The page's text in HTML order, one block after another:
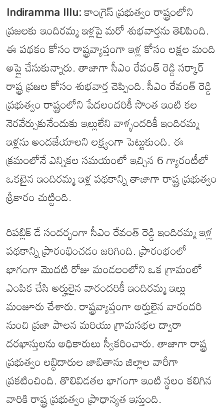
Indiramma Illu:కాంగ్రెస్ ప్రభుత్వం రాష్ట్రంలోని
ప్రజలకు ఇందిరమ్మ ఇళ్లపై మరో శుభవార్తను తెలిపింది.
ఈ పథకం కోసం రాష్ట్రవ్యాప్తంగా ఇళ్ల కోసం లక్షల మంది
అప్లై చేసుకున్నారు. తాజాగా సీఎం రేవంత్ రెడ్డి సర్కార్
రాష్ట్ర ప్రజల కోసం శుభవార్త చెప్పింది. సీఎం రేవంత్ రెడ్డి
ప్రభుత్వం రాష్ట్రంలోని పేదలందరికీ సొంత ఇంటి కల
నెరవేర్చుకునేందుకు ఇల్లులేని వాళ్ళందరికీ ఇందిరమ్మ
ఇళ్లను అందజేయాలని లక్ష్యంగా పెట్టుకుంది. ఈ
క్రమంలోనే ఎన్నికల సమయంలో ఇచ్చిన 6 గ్యారంటీలో
ఒకటైన ఇందిరమ్మ ఇళ్ల పథకాన్ని తాజాగా రాష్ట్ర ప్రభుత్వం
శ్రీకారం చుట్టింది.
రిపబ్లిక్ డే సందర్భంగా సీఎం రేవంత్ రెడ్డి ఇందిరమ్మ ఇళ్ల
పథకాన్ని ప్రారంభించడం జరిగింది. ప్రారంభంలో
భాగంగా మొదటి రోజు మండలంలోని ఒక గ్రామంలో
ఎంపిక చేసి అర్హులైన వారందరికీ ఇందిరమ్మ ఇల్లు
మంజూరు చేశారు. రాష్ట్రవ్యాప్తంగా అర్హులైన వారందరి
నుంచి ప్రజా పాలన మరియు గ్రామసభల ద్వారా
దరఖాస్తులను అధికారులు స్వీకరించారు. తాజాగా రాష్ట్ర
ప్రభుత్వం లబ్ధిదారుల జాబితాను జిల్లాల వారీగా
ప్రకటించింది. తొలివిడతల భాగంగా ఇంటి స్థలం కలిగిన
వారికి రాష్ట్ర ప్రభుత్వం ప్రాధాన్యత ఇస్తుంది.